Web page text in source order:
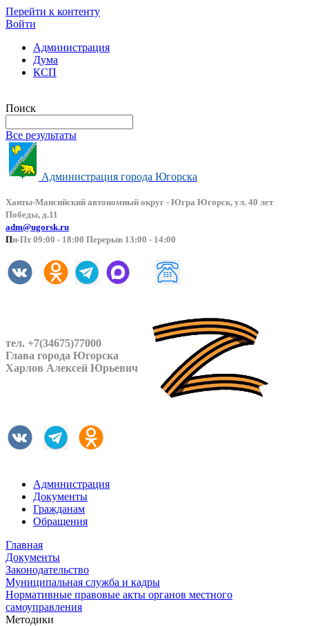
Перейти к контенту
Войти
Администрация
Дума
КСП
Поиск
Все результаты
Администрация города Югорска
Ханты-Мансийский автономный округ - Югра Югорск, ул. 40 лет
Победы, д.11
adm@ugorsk.ru
Пн-Пт 09:00 - 18:00 Перерыв 13:00 - 14:00
тел. +7(34675)77000
Глава города Югорска
Харлов Алексей Юрьевич
Администрация
Документы
Гражданам
Обращения
Главная
Документы
Законодательство
Муниципальная служба и кадры
Нормативные правовые акты органов местного
самоуправления
Методики